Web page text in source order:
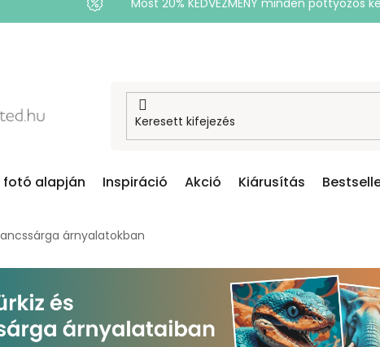
Most 20% KEDVEZMÉNY minden pöttyözős
fotó alapján Inspiráció Akció Kiárusítás
árnyalatokban